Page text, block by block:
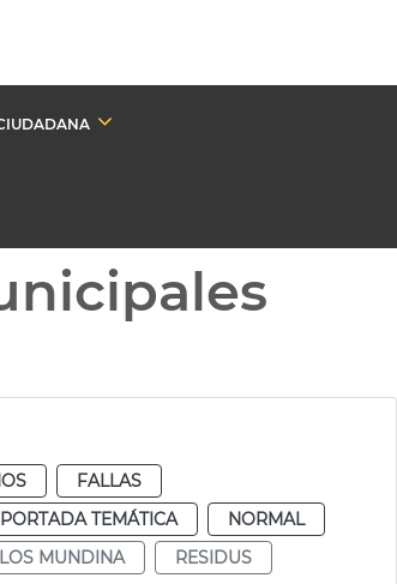
FALLAS
TEMÁTICA
NORMAL
MUNDINA
RESIDUS